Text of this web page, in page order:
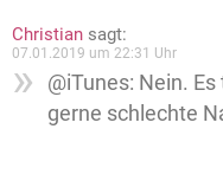
Christian sagt:
07.01.2019 um 22:31 Uhr
@iTunes: Nein.
gerne schlechte